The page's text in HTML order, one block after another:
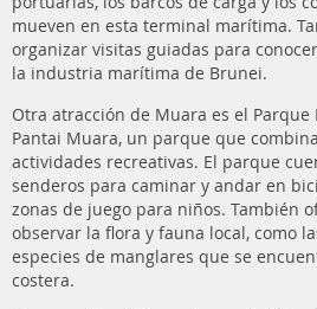
mueven en esta terminal marítima.
organizar visitas guiadas para
la industria marítima de Brunei.
Otra atracción de Muara es el Parque
Pantai Muara, un parque que
actividades recreativas. El parque
senderos para caminar y andar en
zonas de juego para niños. También
observar la flora y fauna local, como
especies de manglares que se
costera.